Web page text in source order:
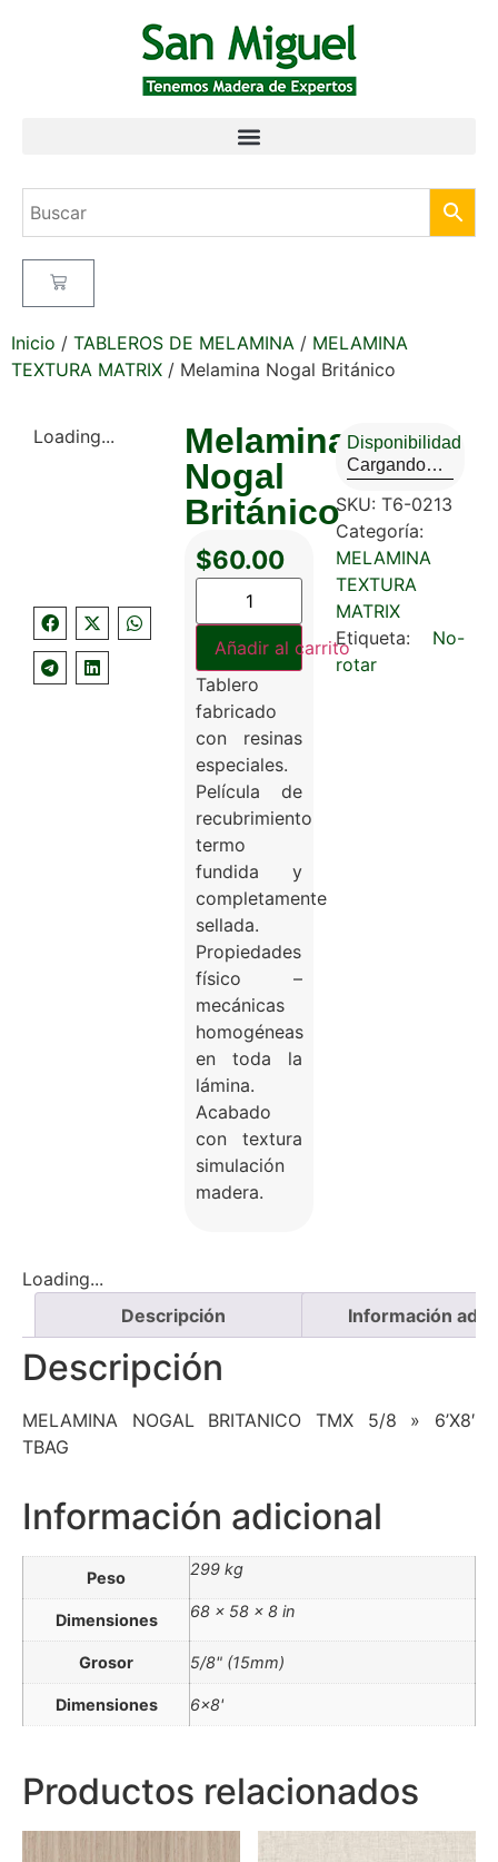
Inicio / TABLEROS DE MELAMINA / MELAMINA
TEXTURA MATRIX / Melamina Nogal Británico
Loading...
Melamina
Nogal
Británico
$60.00
Añadir al carrito
Tablero
fabricado
con resinas
especiales.
Película de
recubrimiento
termo
fundida y
completamente
sellada.
Propiedades
físico –
mecánicas
homogéneas
en toda la
lámina.
Acabado
con textura
simulación
madera.
Disponibilidad
Cargando…
SKU: T6-0213
Categoría:
MELAMINA
TEXTURA
MATRIX
Etiqueta: No-
rotar
Loading...
Descripción
Información
Descripción
MELAMINA NOGAL BRITANICO TMX 5/8 » 6’X8′
TBAG
Información adicional
Peso 299 kg
Dimensiones 68 × 58 × 8 in
Grosor 5/8" (15mm)
Dimensiones 6×8'
Productos relacionados